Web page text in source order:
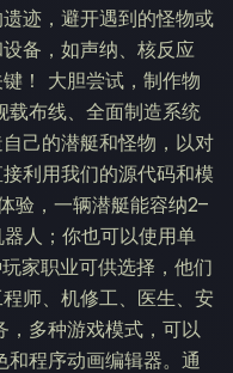
迹，避开遇到的怪物或
备，如声纳、核反应
！ 大胆尝试，制作物
载布线、全面制造系统
己的潜艇和怪物，以对
利用我们的源代码和模
验，一辆潜艇能容纳2–
人；你也可以使用单
家职业可供选择，他们
师、机修工、医生、安
，多种游戏模式，可以
程序动画编辑器。通